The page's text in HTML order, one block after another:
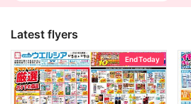
Latest flyers
End Today